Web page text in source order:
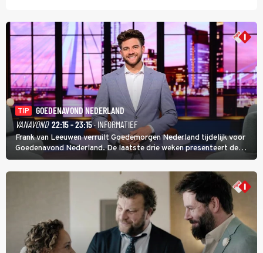
TIP
GOEDENAVOND NEDERLAND
VANAVOND 22:15 - 23:15· INFORMATIEF
Frank van Leeuwen verruilt Goedemorgen Nederland tijdelijk voor
Goedenavond Nederland. De laatste drie weken presenteert de
journalist en De Slimste Mens-winnaar deze avondtalkshow om en
om met Sam Hagens, die er al vanaf het begin bij is.